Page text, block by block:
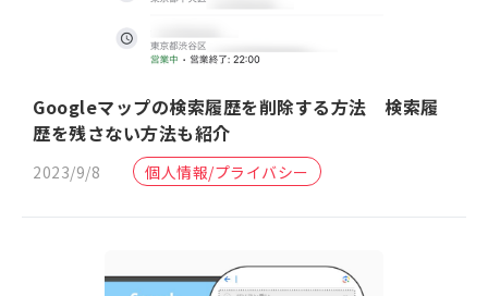
Googleマップの検索履歴を削除する方法 検索履
歴を残さない方法も紹介
2023/9/8 個人情報/プライバシー